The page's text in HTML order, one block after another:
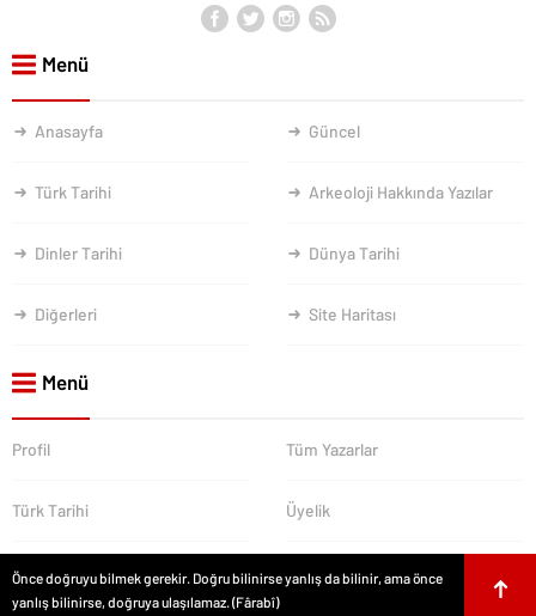
Menü
Anasayfa Güncel
Türk Tarihi Arkeoloji Hakkında Yazılar
Dinler Tarihi Dünya Tarihi
Diğerleri Site Haritası
Menü
Profil Tüm Yazarlar
Türk Tarihi Üyelik
Önce doğruyu bilmek gerekir. Doğru bilinirse yanlış da bilinir, ama önce
yanlış bilinirse, doğruya ulaşılamaz. (Fârabî)